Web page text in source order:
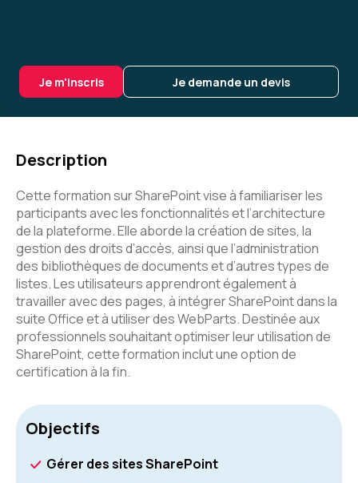
Je m'inscris Je demande un devis
Description
Cette formation sur SharePoint vise à familiariser les
participants avec les fonctionnalités et l’architecture
de la plateforme. Elle aborde la création de sites, la
gestion des droits d’accès, ainsi que l’administration
des bibliothèques de documents et d’autres types de
listes. Les utilisateurs apprendront également à
travailler avec des pages, à intégrer SharePoint dans la
suite Office et à utiliser des WebParts. Destinée aux
professionnels souhaitant optimiser leur utilisation de
SharePoint, cette formation inclut une option de
certification à la fin.
Objectifs
Gérer des sites SharePoint